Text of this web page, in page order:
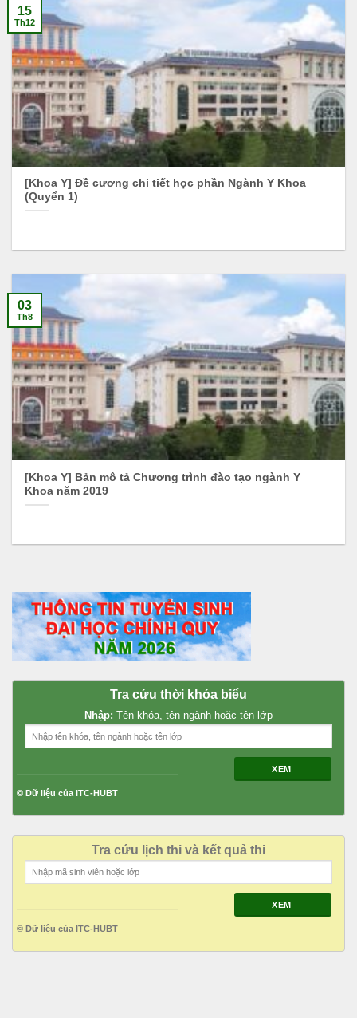
[Khoa Y] Đề cương chi tiết học phần Ngành Y Khoa
(Quyển 1)
15
Th12
[Khoa Y] Bản mô tả Chương trình đào tạo ngành Y
Khoa năm 2019
03
Th8
Tra cứu thời khóa biểu
Nhập: Tên khóa, tên ngành hoặc tên lớp
XEM
© Dữ liệu của ITC-HUBT
Tra cứu lịch thi và kết quả thi
XEM
© Dữ liệu của ITC-HUBT